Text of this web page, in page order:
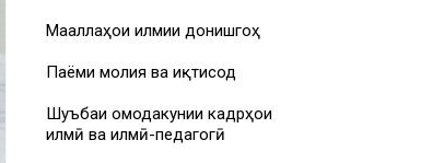
Маҷаллаҳои илмии донишгоҳ
Паёми молия ва иқтисод
Шуъбаи омодакунии кадрҳои
илмӣ ва илмӣ-педагогӣ